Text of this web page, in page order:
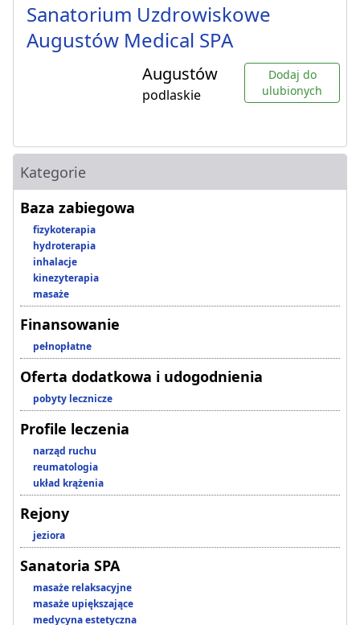
Sanatorium Uzdrowiskowe
Augustów Medical SPA
Augustów
podlaskie
Dodaj do
ulubionych
Kategorie
Baza zabiegowa
fizykoterapia
hydroterapia
inhalacje
kinezyterapia
masaże
Finansowanie
pełnopłatne
Oferta dodatkowa i udogodnienia
pobyty lecznicze
Profile leczenia
narząd ruchu
reumatologia
układ krążenia
Rejony
jeziora
Sanatoria SPA
masaże relaksacyjne
masaże upiększające
medycyna estetyczna